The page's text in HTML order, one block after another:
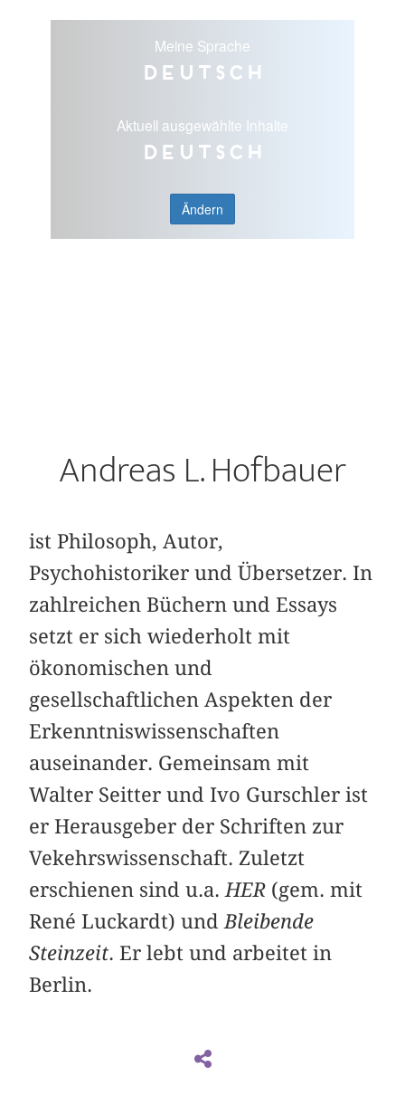
Meine Sprache
Deutsch
Aktuell ausgewählte Inhalte
Deutsch
Ändern
Andreas L. Hofbauer
ist Philosoph, Autor,
Psychohistoriker und Übersetzer. In
zahlreichen Büchern und Essays
setzt er sich wiederholt mit
ökonomischen und
gesellschaftlichen Aspekten der
Erkenntniswissenschaften
auseinander. Gemeinsam mit
Walter Seitter und Ivo Gurschler ist
er Herausgeber der Schriften zur
Vekehrswissenschaft. Zuletzt
erschienen sind u.a.HER (gem. mit
René Luckardt) undBleibende
Steinzeit. Er lebt und arbeitet in
Berlin.